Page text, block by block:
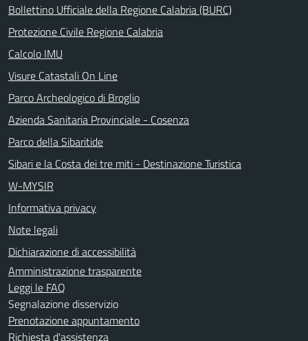
Bollettino Ufficiale della Regione Calabria (BURC)
Protezione Civile Regione Calabria
Calcolo IMU
Visure Catastali On Line
Parco Archeologico di Broglio
Azienda Sanitaria Provinciale - Cosenza
Parco della Sibaritide
Sibari e la Costa dei tre miti - Destinazione Turistica
W-MYSIR
Informativa privacy
Note legali
Dichiarazione di accessibilità
Amministrazione trasparente
Leggi le FAQ
Segnalazione disservizio
Prenotazione appuntamento
Richiesta d'assistenza